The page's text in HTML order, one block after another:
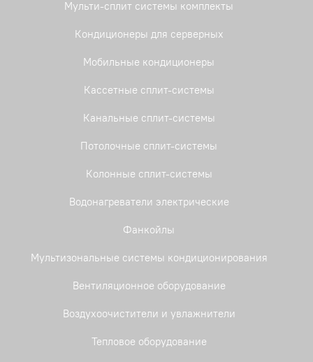
Мульти-сплит системы комплекты
Кондиционеры для серверных
Мобильные кондиционеры
Кассетные сплит-системы
Канальные сплит-системы
Потолочные сплит-системы
Колонные сплит-системы
Водонагреватели электрические
Фанкойлы
Мультизональные системы кондиционирования
Вентиляционное оборудование
Воздухоочистители и увлажнители
Тепловое оборудование